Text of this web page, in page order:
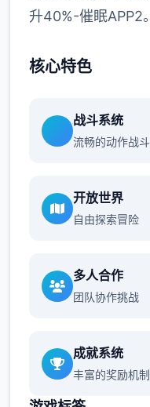
升40%-催眠APP2。
核心特色
战斗系统
流畅的动作战斗
开放世界
自由探索冒险
多人合作
团队协作挑战
成就系统
丰富的奖励机制